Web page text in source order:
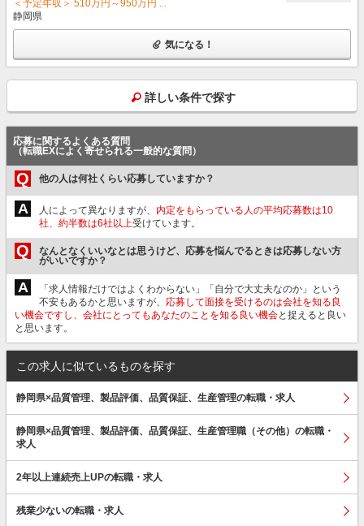
＜予定年収＞ 510万円～950万円 ...
静岡県
気になる！
詳しい条件で探す
応募に関するよくある質問
（転職EXによく寄せられる一般的な質問）
Q 他の人は何社くらい応募していますか？
A 人によって異なりますが、 内定をもらっている人の平均応募数は10
社、約半数は6社以上受けています。
Q
なんとなくいいなとは思うけど、応募を悩んでるときは応募しない方
がいいですか？
A
「求人情報だけではよくわからない」「自分で大丈夫なのか」という
不安もあるかと思いますが、 応募して面接を受けるのは会社を知る良
い機会ですし、会社にとってもあなたのことを知る良い機会と捉えると良い
と思います。
この求人に似ているものを探す
静岡県×品質管理、製品評価、品質保証、生産管理の転職・求人
静岡県×品質管理、製品評価、品質保証、生産管理職（その他）の転職・
求人
2年以上連続売上UPの転職・求人
残業少ないの転職・求人